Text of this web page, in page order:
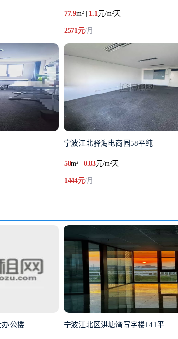
77.9m² | 1.1元/m²天
2571元/月
宁波江北驿淘电商园58平纯
58m² | 0.83元/m²天
1444元/月
办公楼 宁波江北区洪塘湾写字楼141平